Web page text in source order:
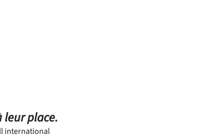
vétérinaires.
leur place.
international